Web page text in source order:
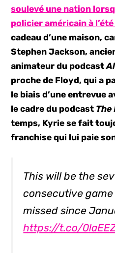
soulevé une nation
policier américain à
cadeau d’une maison,
Stephen Jackson,
animateur du podcast
proche de Floyd, qui a
le biais d’une entrevue
le cadre du podcast The
temps, Kyrie se fait
franchise qui lui paie
This will be the
consecutive
missed since
https://t.co/